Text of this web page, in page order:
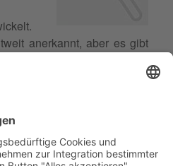
anerkannt, aber es gibt
Schutz. Der deutsche
das Mediationsgesetz
Digitale
Datenschutz und
daher besonderer